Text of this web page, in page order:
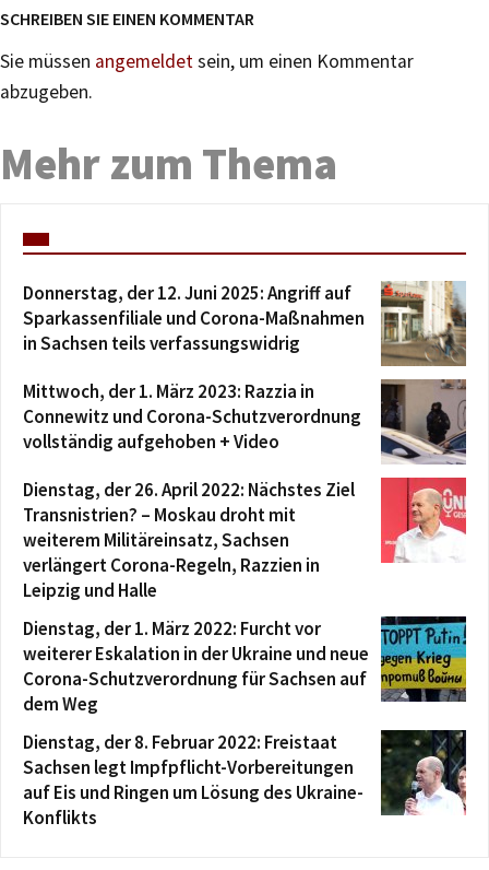
SCHREIBEN SIE EINEN KOMMENTAR
Sie müssen angemeldetsein, um einen Kommentar
abzugeben.
Mehr zum Thema
Donnerstag, der 12. Juni 2025: Angriff auf
Sparkassenfiliale und Corona-Maßnahmen
in Sachsen teils verfassungswidrig
Mittwoch, der 1. März 2023: Razzia in
Connewitz und Corona-Schutzverordnung
vollständig aufgehoben + Video
Dienstag, der 26. April 2022: Nächstes Ziel
Transnistrien? – Moskau droht mit
weiterem Militäreinsatz, Sachsen
verlängert Corona-Regeln, Razzien in
Leipzig und Halle
Dienstag, der 1. März 2022: Furcht vor
weiterer Eskalation in der Ukraine und neue
Corona-Schutzverordnung für Sachsen auf
dem Weg
Dienstag, der 8. Februar 2022: Freistaat
Sachsen legt Impfpflicht-Vorbereitungen
auf Eis und Ringen um Lösung des Ukraine-
Konflikts